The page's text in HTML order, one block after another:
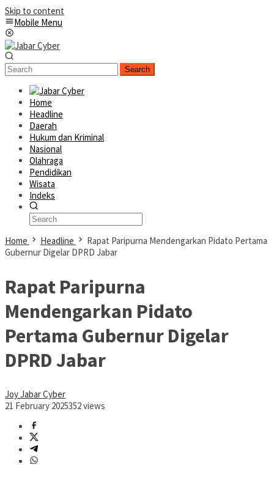
Skip to content
Mobile Menu
Search
Home
Headline
Daerah
Hukum dan Kriminal
Nasional
Olahraga
Pendidikan
Wisata
Indeks
Home Headline
Rapat Paripurna Mendengarkan Pidato Pertama
Gubernur Digelar DPRD Jabar
Rapat Paripurna
Mendengarkan Pidato
Pertama Gubernur Digelar
DPRD Jabar
Joy Jabar Cyber
21 February 2025352 views